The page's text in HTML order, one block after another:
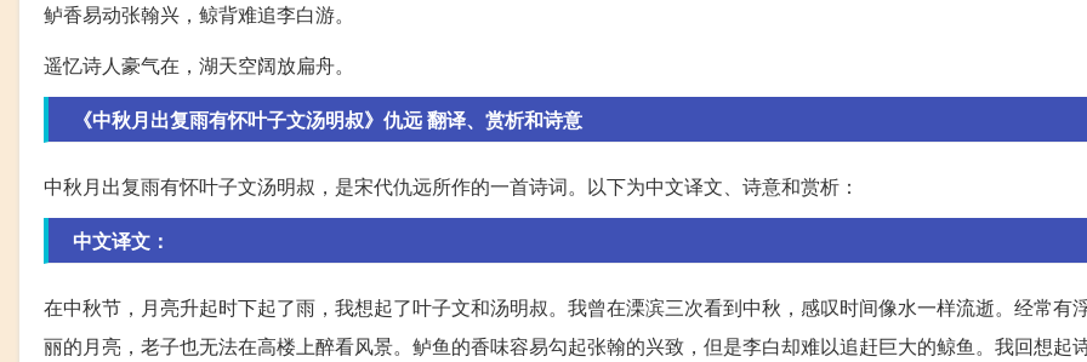
鲈香易动张翰兴，鲸背难追李白游。
遥忆诗人豪气在，湖天空阔放扁舟。
《中秋月出复雨有怀叶子文汤明叔》仇远 翻译、赏析和诗意
中秋月出复雨有怀叶子文汤明叔，是宋代仇远所作的一首诗词。以下为中文译文、诗意和赏析：
中文译文：
在中秋节，月亮升起时下起了雨，我想起了叶子文和汤明叔。我曾在溧滨三次看到中秋，感叹时间像水一样流逝。经常有
丽的月亮，老子也无法在高楼上醉看风景。鲈鱼的香味容易勾起张翰的兴致，但是李白却难以追赶巨大的鲸鱼。我回想起